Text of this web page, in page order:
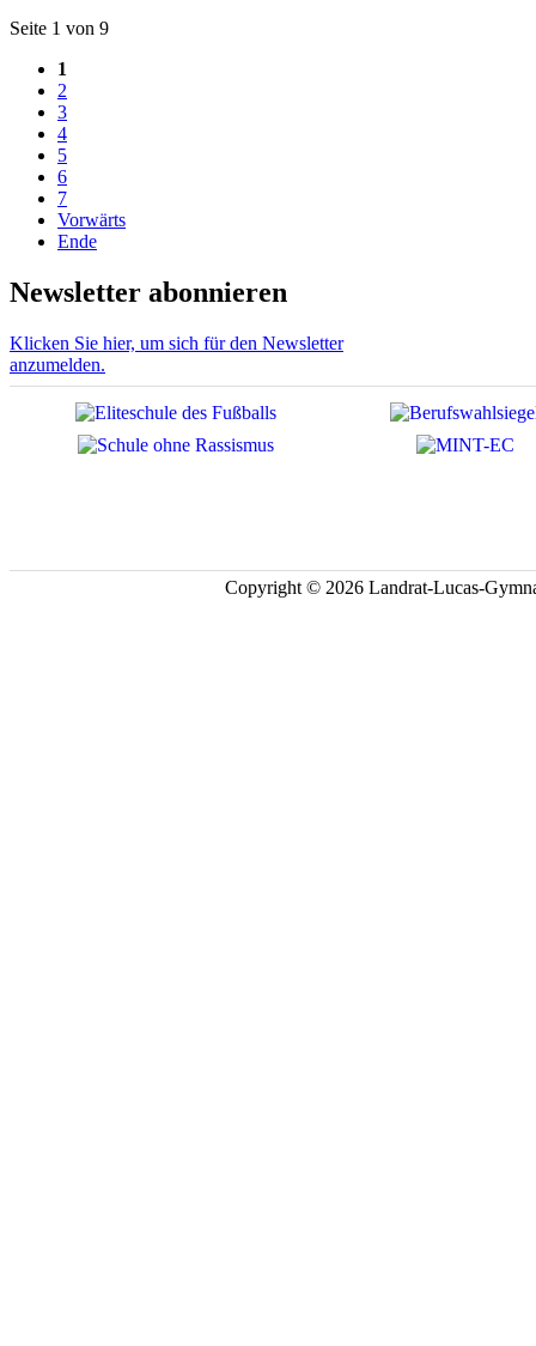
Seite 1 von 9
1
2
3
4
5
6
7
Vorwärts
Ende
Newsletter abonnieren
Klicken Sie hier, um sich für den Newsletter
anzumelden.
Copyright © 2026 Landrat-Lucas-